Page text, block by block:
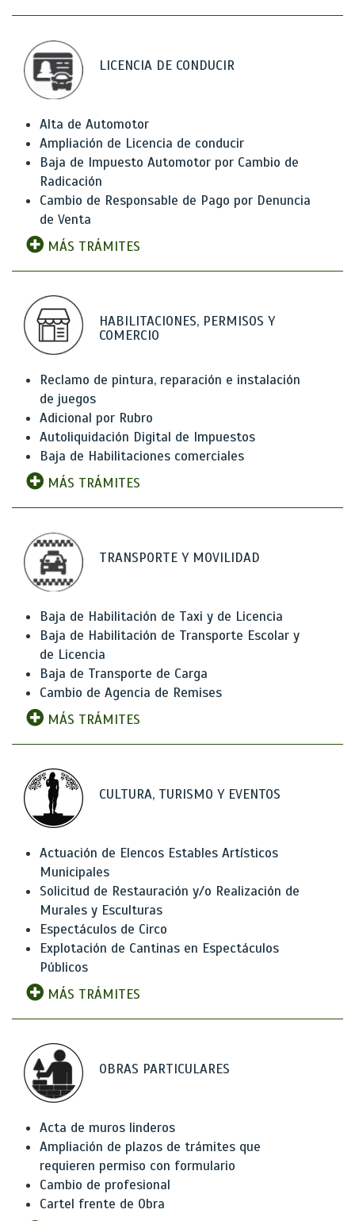
LICENCIA DE CONDUCIR
Alta de Automotor
Ampliación de Licencia de conducir
Baja de Impuesto Automotor por Cambio de
Radicación
Cambio de Responsable de Pago por Denuncia
de Venta
MÁS TRÁMITES
HABILITACIONES, PERMISOS Y
COMERCIO
Reclamo de pintura, reparación e instalación
de juegos
Adicional por Rubro
Autoliquidación Digital de Impuestos
Baja de Habilitaciones comerciales
MÁS TRÁMITES
TRANSPORTE Y MOVILIDAD
Baja de Habilitación de Taxi y de Licencia
Baja de Habilitación de Transporte Escolar y
de Licencia
Baja de Transporte de Carga
Cambio de Agencia de Remises
MÁS TRÁMITES
CULTURA, TURISMO Y EVENTOS
Actuación de Elencos Estables Artísticos
Municipales
Solicitud de Restauración y/o Realización de
Murales y Esculturas
Espectáculos de Circo
Explotación de Cantinas en Espectáculos
Públicos
MÁS TRÁMITES
OBRAS PARTICULARES
Acta de muros linderos
Ampliación de plazos de trámites que
requieren permiso con formulario
Cambio de profesional
Cartel frente de Obra